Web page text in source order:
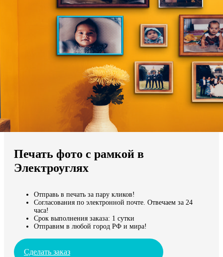
Выберите из списка:
Мы доставляем по всему миру
Продолжить без города
Печать фото с рамкой в
Электроуглях
Отправь в печать за пару кликов!
Согласования по электронной почте. Отвечаем за 24
часа!
Срок выполнения заказа: 1 сутки
Отправим в любой город РФ и мира!
Сделать заказ